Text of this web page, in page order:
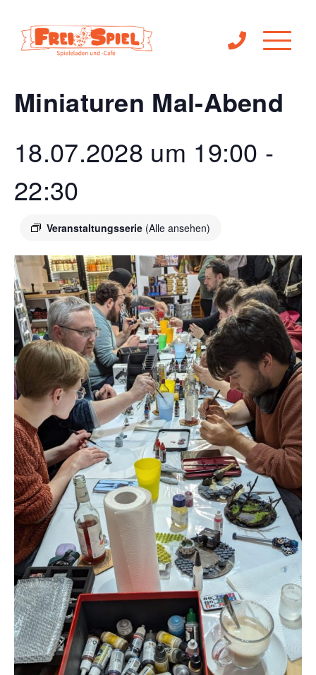
« Alle Veranstaltungen
Miniaturen Mal-Abend
18.07.2028 um 19:00 -
22:30
Veranstaltungsserie (Alle ansehen)